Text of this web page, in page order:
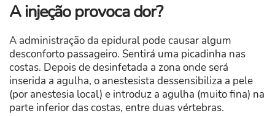
A injeção provoca dor?
A administração da epidural pode causar algum
desconforto passageiro. Sentirá uma picadinha nas
costas. Depois de desinfetada a zona onde será
inserida a agulha, o anestesista dessensibiliza a pele
(por anestesia local) e introduz a agulha (muito fina) na
parte inferior das costas, entre duas vértebras.